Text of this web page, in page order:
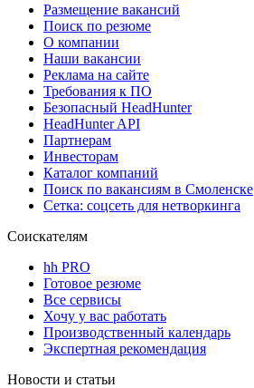
Размещение вакансий
Поиск по резюме
О компании
Наши вакансии
Реклама на сайте
Требования к ПО
Безопасный HeadHunter
HeadHunter API
Партнерам
Инвесторам
Каталог компаний
Поиск по вакансиям в Смоленске
Сетка: соцсеть для нетворкинга
Соискателям
hh PRO
Готовое резюме
Все сервисы
Хочу у вас работать
Производственный календарь
Экспертная рекомендация
Новости и статьи